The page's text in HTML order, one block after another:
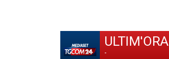
ULTIM'ORA
-